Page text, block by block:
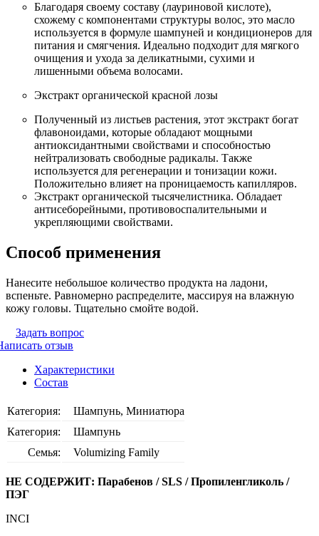
Благодаря своему составу (лауриновой кислоте),
схожему с компонентами структуры волос, это масло
используется в формуле шампуней и кондиционеров для
питания и смягчения. Идеально подходит для мягкого
очищения и ухода за деликатными, сухими и
лишенными объема волосами.
Экстракт органической красной лозы
Полученный из листьев растения, этот экстракт богат
флавоноидами, которые обладают мощными
антиоксидантными свойствами и способностью
нейтрализовать свободные радикалы. Также
используется для регенерации и тонизации кожи.
Положительно влияет на проницаемость капилляров.
Экстракт органической тысячелистника. Обладает
антисеборейными, противовоспалительными и
укрепляющими свойствами.
Способ применения
Нанесите небольшое количество продукта на ладони,
вспеньте. Равномерно распределите, массируя на влажную
кожу головы. Тщательно смойте водой.
Задать вопрос
отзыв
Характеристики
Состав
Категория:
Шампунь, Миниатюра
Категория:
Шампунь
Семья:
Volumizing Family
НЕ СОДЕРЖИТ: Парабенов / SLS / Пропиленгликоль /
ПЭГ
INCI